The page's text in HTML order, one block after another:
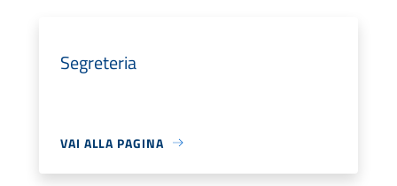
Segreteria
VAI ALLA PAGINA